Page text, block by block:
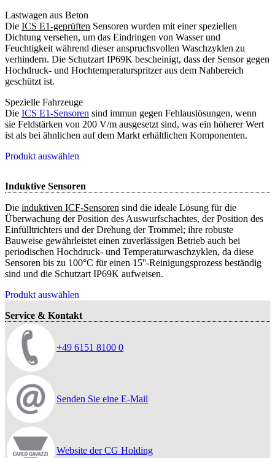
Lastwagen aus Beton
Die ICS E1-geprüften Sensoren wurden mit einer speziellen
Dichtung versehen, um das Eindringen von Wasser und
Feuchtigkeit während dieser anspruchsvollen Waschzyklen zu
verhindern. Die Schutzart IP69K bescheinigt, dass der Sensor gegen
Hochdruck- und Hochtemperaturspritzer aus dem Nahbereich
geschützt ist.
Spezielle Fahrzeuge
Die ICS E1-Sensoren sind immun gegen Fehlauslösungen, wenn
sie Feldstärken von 200 V/m ausgesetzt sind, was ein höherer Wert
ist als bei ähnlichen auf dem Markt erhältlichen Komponenten.
Produkt auswählen
Induktive Sensoren
Die induktiven ICF-Sensoren sind die ideale Lösung für die
Überwachung der Position des Auswurfschachtes, der Position des
Einfülltrichters und der Drehung der Trommel; ihre robuste
Bauweise gewährleistet einen zuverlässigen Betrieb auch bei
periodischen Hochdruck- und Temperaturwaschzyklen, da diese
Sensoren bis zu 100°C für einen 15''-Reinigungsprozess beständig
sind und die Schutzart IP69K aufweisen.
Produkt auswählen
Service & Kontakt
+49 6151 8100 0
Senden Sie eine E-Mail
Website der CG Holding